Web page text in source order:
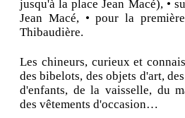
jusqu'à la place Jean Macé), •
Jean Macé, • pour la
Thibaudière.
Les chineurs, curieux et
des bibelots, des objets d'art,
d'enfants, de la vaisselle, du
des vêtements d'occasion…